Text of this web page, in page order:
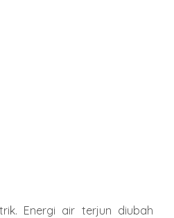
Energi air terjun diubah